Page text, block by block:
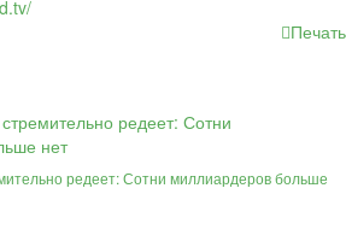
Печать
редеет: Сотни миллиардеров больше